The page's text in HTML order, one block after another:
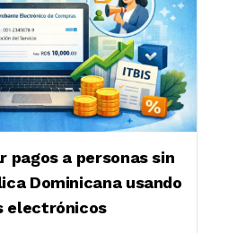
pagos a personas sin
Dominicana usando
electrónicos